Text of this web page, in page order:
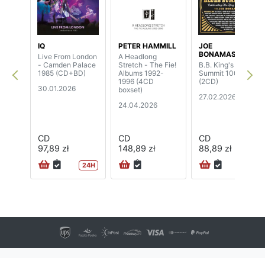
IQ
Live From London
- Camden Palace
1985 (CD+BD)
30.01.2026
CD
97,89 zł
24H
PETER HAMMILL
A Headlong
Stretch - The Fie!
Albums 1992-
1996 (4CD
boxset)
24.04.2026
CD
148,89 zł
JOE
BONAMASSA
B.B. King's Blues
Summit 100
(2CD)
27.02.2026
CD
88,89 zł